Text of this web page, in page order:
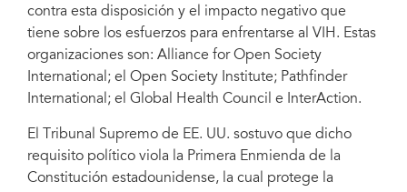
contra esta disposición y el impacto negativo que
tiene sobre los esfuerzos para enfrentarse al VIH. Estas
organizaciones son: Alliance for Open Society
International; el Open Society Institute; Pathfinder
International; el Global Health Council e InterAction.
El Tribunal Supremo de EE. UU. sostuvo que dicho
requisito político viola la Primera Enmienda de la
Constitución estadounidense, la cual protege la